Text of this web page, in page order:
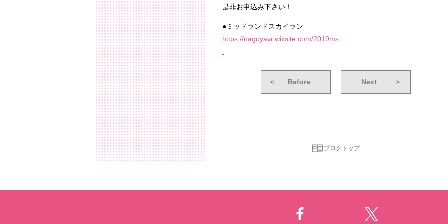
是非お申込み下さい！
●ミッドランドスカイラン
https://nagoyavr.wixsite.com/2019ms
＜ Before Next ＞
ブログトップ